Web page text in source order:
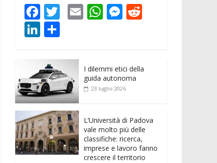
F
ac
e
b
o
o
k
T
er
E W
A
p
M
n
g
t
Li
k
e
dI
n
n
di
vi
di
I dilemmi etici della
guida autonoma
23 luglio 2026
L’Università di Padova
vale molto più delle
classifiche: ricerca,
imprese e lavoro fanno
crescere il territorio